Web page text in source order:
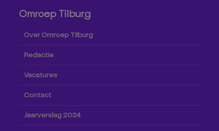
Omroep Tilburg
Over Omroep Tilburg
Redactie
Vacatures
Contact
Jaarverslag 2024